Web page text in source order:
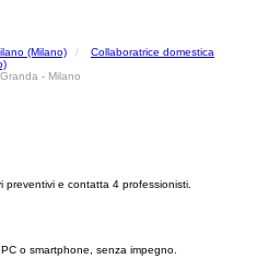
(Milano)
Collaboratrice domestica
- Milano
preventivi e contatta 4 professionisti.
o smartphone, senza impegno.